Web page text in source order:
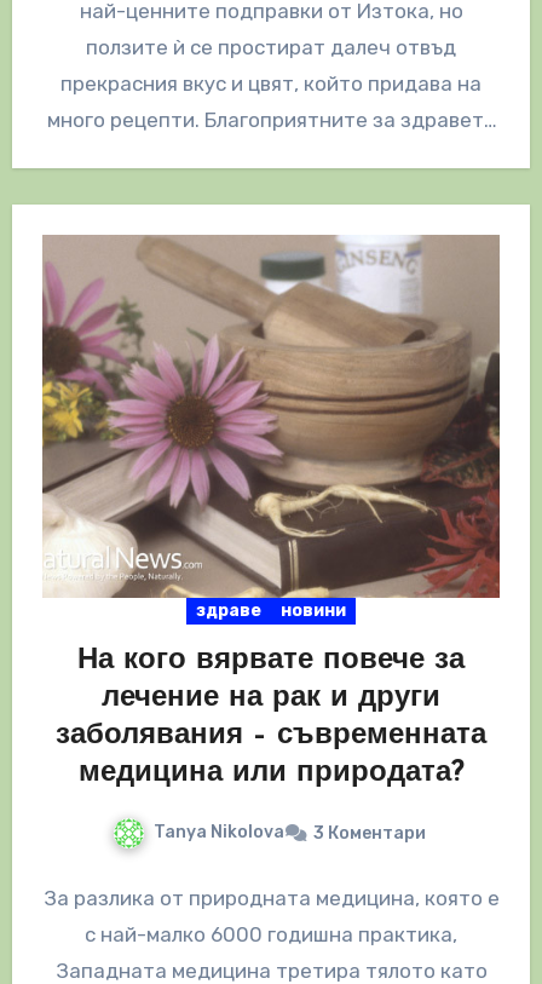
най-ценните подправки от Изтока, но
ползите ѝ се простират далеч отвъд
прекрасния вкус и цвят, който придава на
много рецепти. Благоприятните за здравето
здраве новини
На кого вярвате повече за
лечение на рак и други
заболявания – съвременната
медицина или природата?
Tanya Nikolova 3 Коментари
За разлика от природната медицина, която е
с най-малко 6000 годишна практика,
Западната медицина третира тялото като